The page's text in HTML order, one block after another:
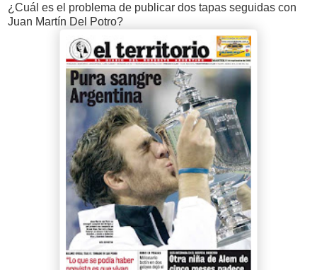
¿Cuál es el problema de publicar dos tapas seguidas con
Juan Martín Del Potro?